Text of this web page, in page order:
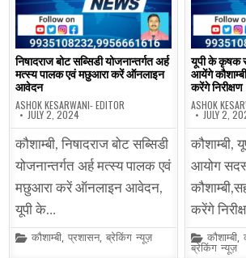
निषादराज बोट सब्सिडी योजनान्तर्गत अर्ह
मत्स्य पालक एवं मछुआरा करें ऑनलाइन
आवेदन
ASHOK KESARWANI- EDITOR
JULY 2, 2024
कौशाम्बी, निषादराज बोट सब्सिडी
योजनान्तर्गत अर्ह मत्स्य पालक एवं
मछुआरा करें ऑनलाइन आवेदन,
यूपी के…
Posted
कौशाम्बी,प्रशासन,ब्रेकिंग न्यूज़
यूपी के कृषक
आयेंगे
करेंगे निरीक्षण
ASHOK
JULY 2,
कौशाम्बी,
आयोग
करेंगे
Posted
in
कौशाम्बी,
ब्रेकिंग न्यूज़